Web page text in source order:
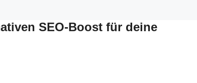
SEO-Boost für deine